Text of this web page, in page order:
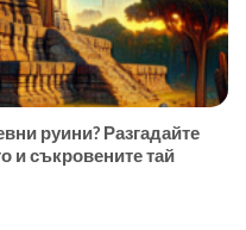
руини? Разгадайте
и съкровените тай